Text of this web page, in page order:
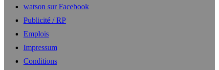
watson sur Facebook
Publicité / RP
Emplois
Impressum
Conditions